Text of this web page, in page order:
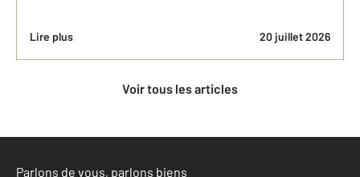
Lire plus 20 juillet 2026
Voir tous les articles
Parlons de vous, parlons biens